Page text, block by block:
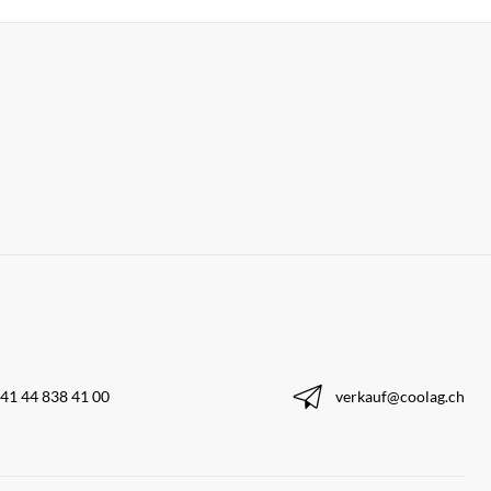
44 838 41 00 verkauf@coolag.ch